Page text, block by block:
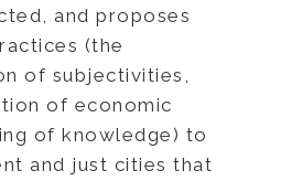
and proposes
(the
of subjectivities,
of economic
of knowledge) to
and just cities that